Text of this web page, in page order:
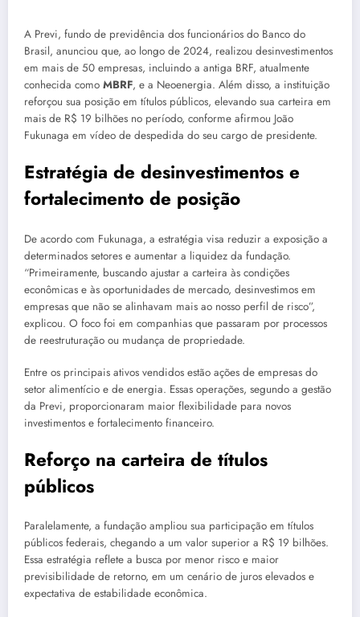
A Previ, fundo de previdência dos funcionários do Banco do
Brasil, anunciou que, ao longo de 2024, realizou desinvestimentos
em mais de 50 empresas, incluindo a antiga BRF, atualmente
conhecida como MBRF, e a Neoenergia. Além disso, a instituição
reforçou sua posição em títulos públicos, elevando sua carteira em
mais de R$ 19 bilhões no período, conforme afirmou João
Fukunaga em vídeo de despedida do seu cargo de presidente.
Estratégia de desinvestimentos e
fortalecimento de posição
De acordo com Fukunaga, a estratégia visa reduzir a exposição a
determinados setores e aumentar a liquidez da fundação.
“Primeiramente, buscando ajustar a carteira às condições
econômicas e às oportunidades de mercado, desinvestimos em
empresas que não se alinhavam mais ao nosso perfil de risco”,
explicou. O foco foi em companhias que passaram por processos
de reestruturação ou mudança de propriedade.
Entre os principais ativos vendidos estão ações de empresas do
setor alimentício e de energia. Essas operações, segundo a gestão
da Previ, proporcionaram maior flexibilidade para novos
investimentos e fortalecimento financeiro.
Reforço na carteira de títulos
públicos
Paralelamente, a fundação ampliou sua participação em títulos
públicos federais, chegando a um valor superior a R$ 19 bilhões.
Essa estratégia reflete a busca por menor risco e maior
previsibilidade de retorno, em um cenário de juros elevados e
expectativa de estabilidade econômica.